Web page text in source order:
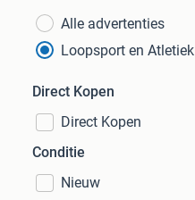
Alle advertenties
Loopsport en Atletiek
Direct Kopen
Direct Kopen
Conditie
Nieuw